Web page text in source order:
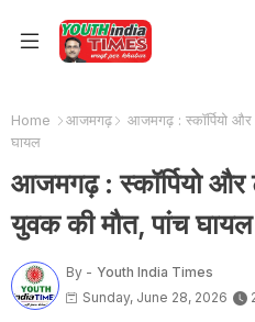
Home आजमगढ़
आजमगढ़ : स्कॉर्पियो
घायल
आजमगढ़ : स्कॉर्पियो
युवक की मौत, पांच घायल
By - Youth India Times
Sunday, June 28, 2026